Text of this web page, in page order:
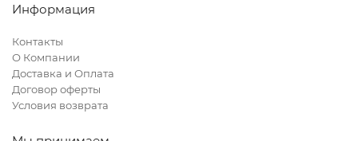
Информация
Контакты
О Компании
Доставка и Оплата
Договор оферты
Условия возврата